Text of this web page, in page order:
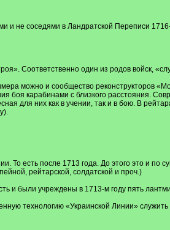
и не соседями в Ландратской Переписи
Соответственно один из родов войск,
можно и сообщество реконструкторов
карабинами с близкого расстояния.
для них как в учении, так и в бою. В
То есть после 1713 года. До этого это и по
рейтарской, солдатской и проч.)
были учреждены в 1713-м году пять
технологию «Украинской Линии» служить